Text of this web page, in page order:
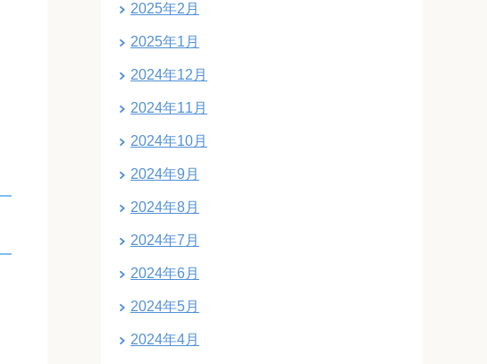
2025年2月
2025年1月
2024年12月
2024年11月
2024年10月
2024年9月
2024年8月
2024年7月
2024年6月
2024年5月
2024年4月